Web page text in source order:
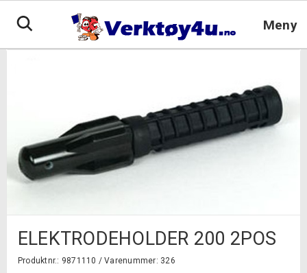
Meny
ELEKTRODEHOLDER 200 2POS
Produktnr.: 9871110 /Varenummer: 326